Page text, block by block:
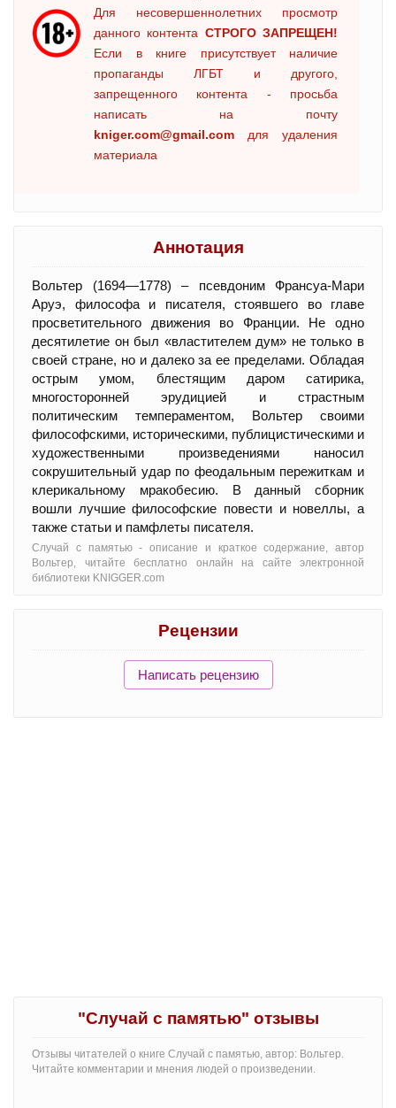
Для несовершеннолетних просмотр
данного контента СТРОГО ЗАПРЕЩЕН!
Если в книге присутствует наличие
пропаганды ЛГБТ и другого,
запрещенного контента - просьба
написать на почту
kniger.com@gmail.com для удаления
материала
Аннотация
Вольтер (1694—1778) – псевдоним Франсуа-Мари
Аруэ, философа и писателя, стоявшего во главе
просветительного движения во Франции. Не одно
десятилетие он был «властителем дум» не только в
своей стране, но и далеко за ее пределами. Обладая
острым умом, блестящим даром сатирика,
многосторонней эрудицией и страстным
политическим темпераментом, Вольтер своими
философскими, историческими, публицистическими и
художественными произведениями наносил
сокрушительный удар по феодальным пережиткам и
клерикальному мракобесию. В данный сборник
вошли лучшие философские повести и новеллы, а
также статьи и памфлеты писателя.
Случай с памятью - oписание и краткое содержание, автор
Вольтер, читайте бесплатно онлайн на сайте электронной
библиотеки KNIGGER.com
Рецензии
Написать рецензию
"Случай с памятью" отзывы
Отзывы читателей о книге Случай с памятью, автор: Вольтер.
Читайте комментарии и мнения людей о произведении.